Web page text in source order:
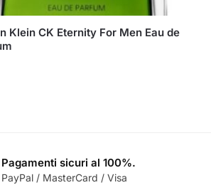
Klein CK Eternity For Men Eau de
Pagamenti sicuri al 100%.
PayPal / MasterCard / Visa